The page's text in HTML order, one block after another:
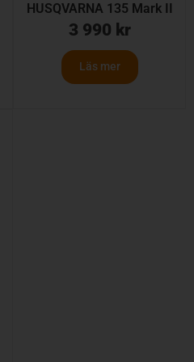
HUSQVARNA 135 Mark II
3 990 kr
Läs mer